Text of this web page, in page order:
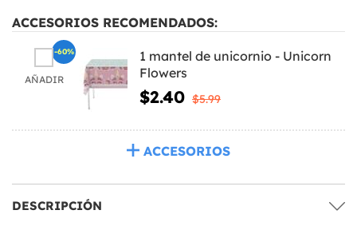
ACCESORIOS RECOMENDADOS:
AÑADIR
1 mantel de unicornio - Unicorn
Flowers
$2.40 $5.99
-60%
ACCESORIOS
DESCRIPCIÓN